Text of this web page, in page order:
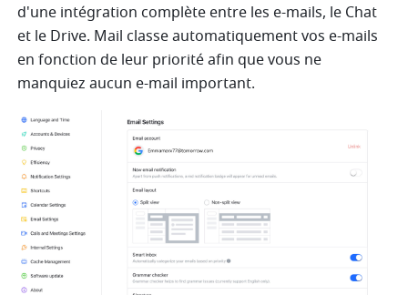
d'une intégration complète entre les e-mails, le Chat
et le Drive. Mail classe automatiquement vos e-mails
en fonction de leur priorité afin que vous ne
manquiez aucun e-mail important.